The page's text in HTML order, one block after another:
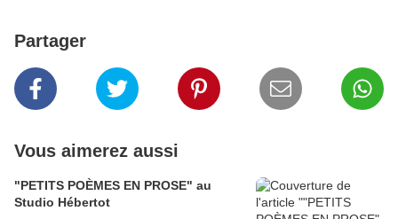
Partager
Vous aimerez aussi
"PETITS POÈMES EN PROSE" au
Studio Hébertot